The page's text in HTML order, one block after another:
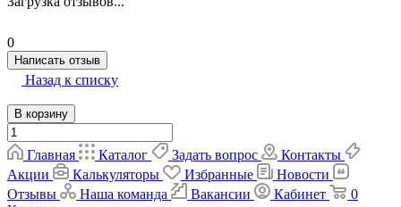
0
Написать отзыв
Назад к списку
В корзину
Главная Каталог Задать вопрос
Контакты
Акции
Калькуляторы Избранные
Новости
Отзывы
Наша команда Вакансии Кабинет
0